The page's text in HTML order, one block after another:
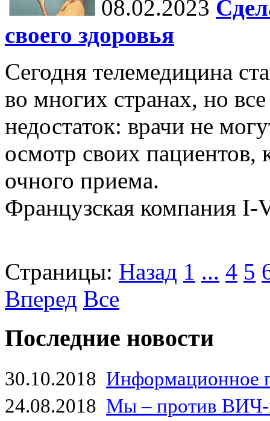
08.02.2023
своего здоровья
Сегодня телемедицина
во многих странах, но
недостаток: врачи не
осмотр своих пациентов,
очного приема.
Французская компания I-
Страницы: Назад 1 ... 4 5
Вперед Все
Последние новости
30.10.2018 Информационное
24.08.2018 Мы – против